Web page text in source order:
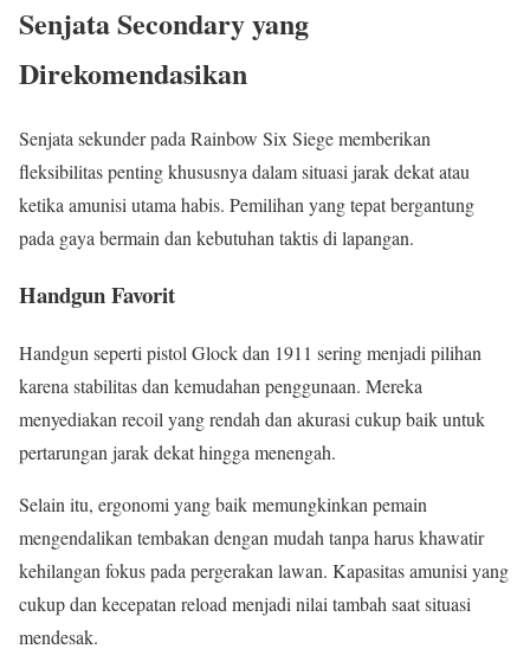
Senjata Secondary yang
Direkomendasikan
Senjata sekunder pada Rainbow Six Siege memberikan
fleksibilitas penting khususnya dalam situasi jarak dekat atau
ketika amunisi utama habis. Pemilihan yang tepat bergantung
pada gaya bermain dan kebutuhan taktis di lapangan.
Handgun Favorit
Handgun seperti pistol Glock dan 1911 sering menjadi pilihan
karena stabilitas dan kemudahan penggunaan. Mereka
menyediakan recoil yang rendah dan akurasi cukup baik untuk
pertarungan jarak dekat hingga menengah.
Selain itu, ergonomi yang baik memungkinkan pemain
mengendalikan tembakan dengan mudah tanpa harus khawatir
kehilangan fokus pada pergerakan lawan. Kapasitas amunisi yang
cukup dan kecepatan reload menjadi nilai tambah saat situasi
mendesak.